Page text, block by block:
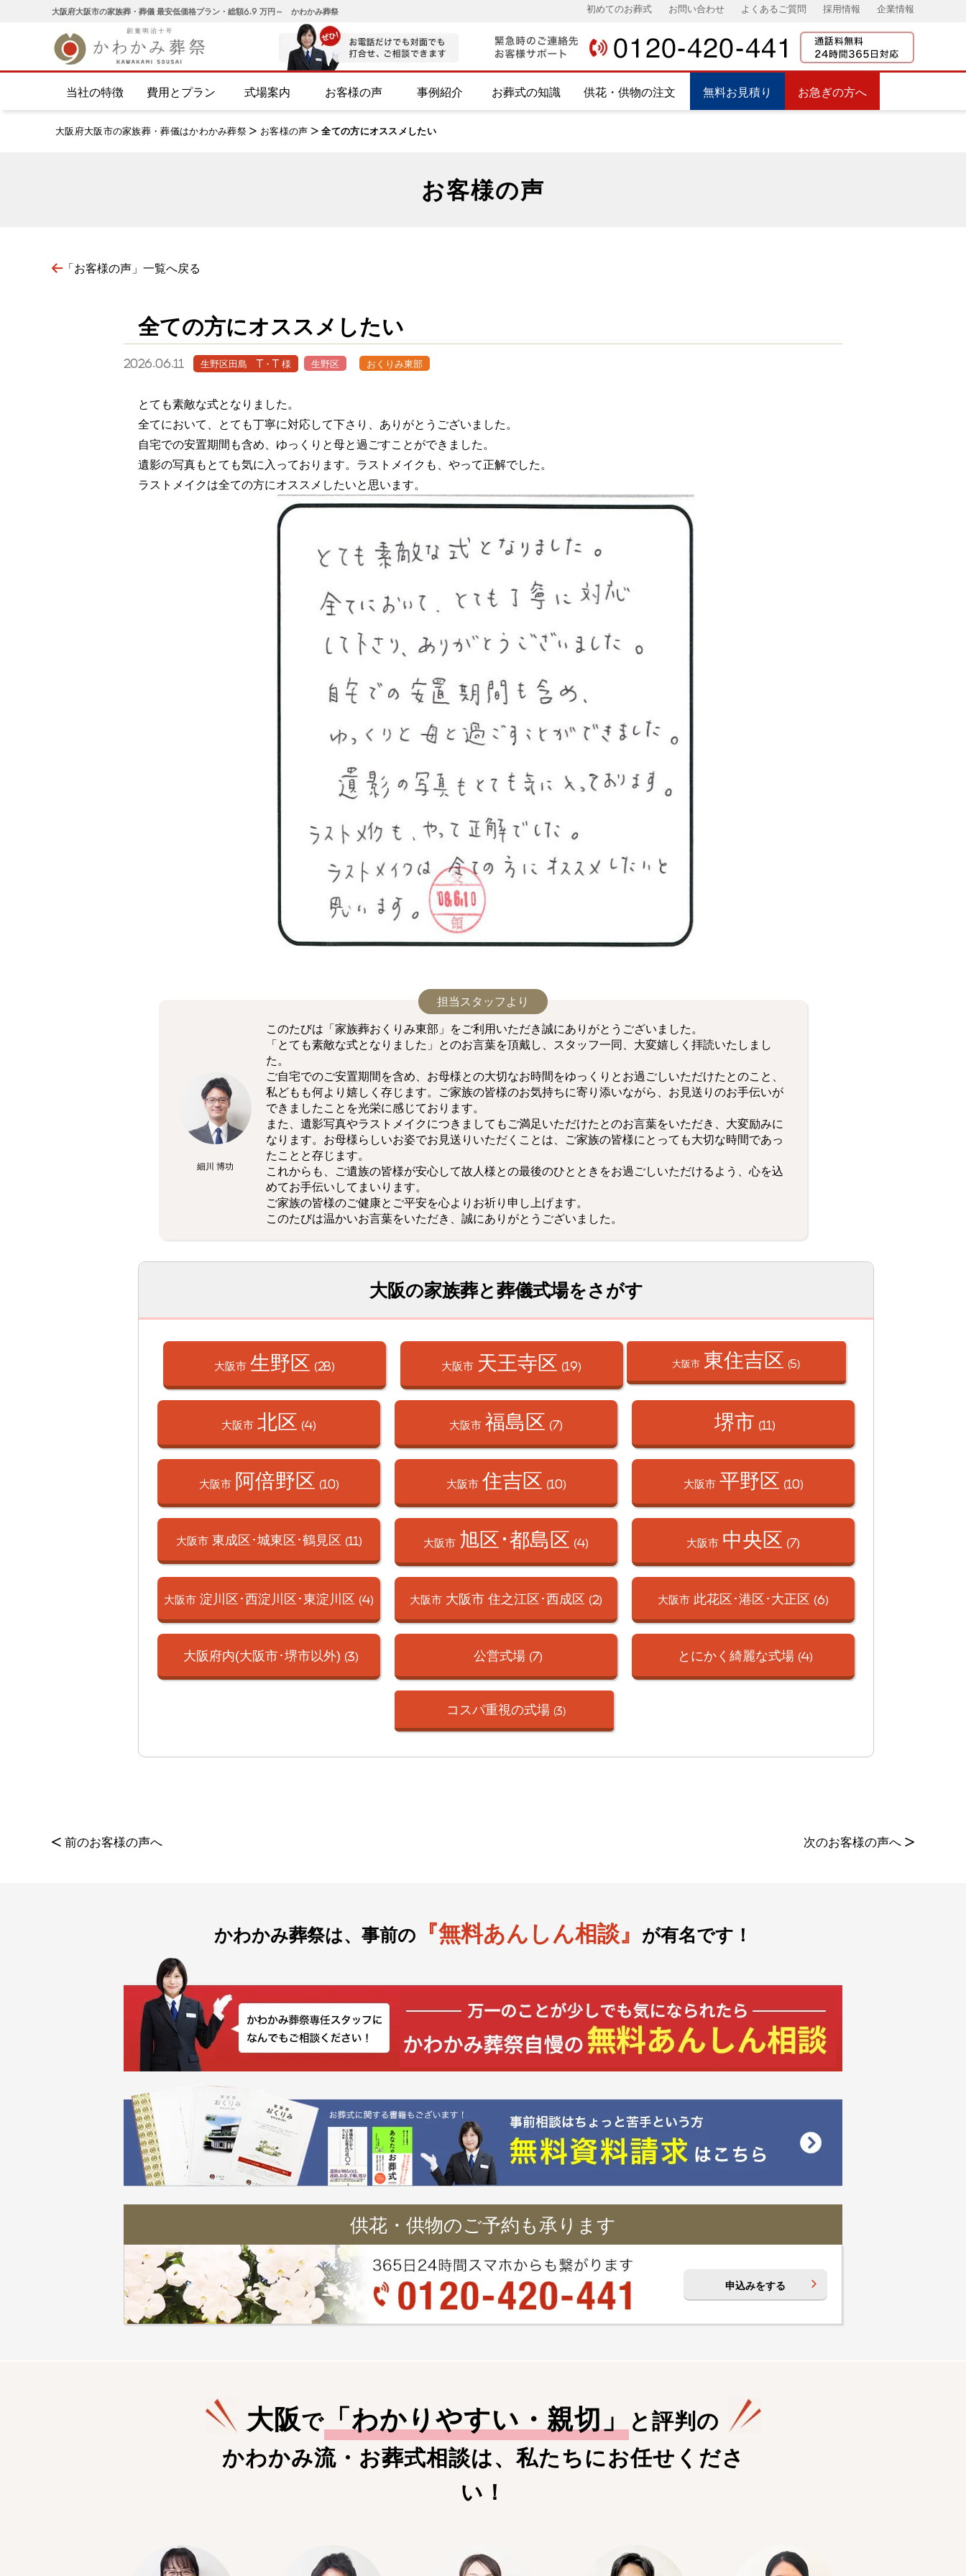
大阪府大阪市の家族葬・葬儀 最安低価格プラン・総額6.9 万円～ かわかみ葬祭 初めてのお葬式 お問い合わせ よくあるご質問 採用情報 企業情報
当社の特徴 費用とプラン 式場案内 お客様の声 事例紹介 お葬式の知識 供花・供物の注文 無料お見積り お急ぎの方へ
大阪府大阪市の家族葬・葬儀はかわかみ葬祭 > お客様の声 >全ての方にオススメしたい
お客様の声
「お客様の声」一覧へ戻る
全ての方にオススメしたい
2026.06.11 生野区田島 T・T 様 生野区 おくりみ東部
とても素敵な式となりました。
全てにおいて、とても丁寧に対応して下さり、ありがとうございました。
自宅での安置期間も含め、ゆっくりと母と過ごすことができました。
遺影の写真もとても気に入っております。ラストメイクも、やって正解でした。
ラストメイクは全ての方にオススメしたいと思います。
担当スタッフより
細川 博功
このたびは「家族葬おくりみ東部」をご利用いただき誠にありがとうございました。
「とても素敵な式となりました」とのお言葉を頂戴し、スタッフ一同、大変嬉しく拝読いたしまし
た。
ご自宅でのご安置期間を含め、お母様との大切なお時間をゆっくりとお過ごしいただけたとのこと、
私どもも何より嬉しく存じます。ご家族の皆様のお気持ちに寄り添いながら、お見送りのお手伝いが
できましたことを光栄に感じております。
また、遺影写真やラストメイクにつきましてもご満足いただけたとのお言葉をいただき、大変励みに
なります。お母様らしいお姿でお見送りいただくことは、ご家族の皆様にとっても大切な時間であっ
たことと存じます。
これからも、ご遺族の皆様が安心して故人様との最後のひとときをお過ごしいただけるよう、心を込
めてお手伝いしてまいります。
ご家族の皆様のご健康とご平安を心よりお祈り申し上げます。
このたびは温かいお言葉をいただき、誠にありがとうございました。
大阪の家族葬と葬儀式場をさがす
大阪市 生野区 (28) 大阪市 天王寺区 (19) 大阪市 東住吉区 (5)
大阪市 北区 (4) 大阪市 福島区 (7) 堺市 (11)
大阪市 阿倍野区 (10) 大阪市 住吉区 (10) 大阪市 平野区 (10)
大阪市 東成区･城東区･鶴見区 (11) 大阪市 旭区･都島区 (4) 大阪市 中央区 (7)
大阪市 淀川区･西淀川区･東淀川区 (4) 大阪市 大阪市 住之江区･西成区 (2) 大阪市 此花区･港区･ 大正区 (6)
大阪府内(大阪市･堺市以外) (3) 公営式場 (7) とにかく綺麗な式場 (4)
コスパ重視の式場 (3)
< 前のお客様の声へ 次のお客様の声へ >
かわかみ葬祭は、事前の 『無料あんしん相談』 が有名です！
供花・供物のご予約も承ります
申込みをする
大阪 で 「 わかりやすい・親切 」
と評判の
かわかみ流・お葬式相談は、私たちにお任せくださ
い！